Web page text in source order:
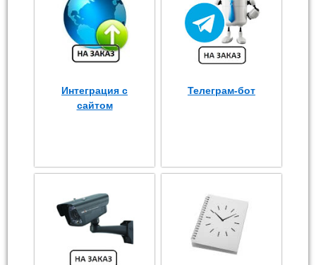
Интеграция с
сайтом
Телеграм-бот